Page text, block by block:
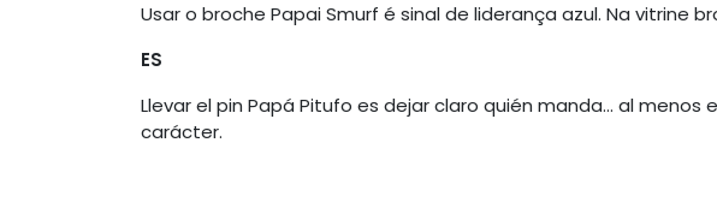
Usar o broche Papai Smurf é sinal de liderança azul. Na
ES
Llevar el pin Papá Pitufo es dejar claro quién manda… al
carácter.